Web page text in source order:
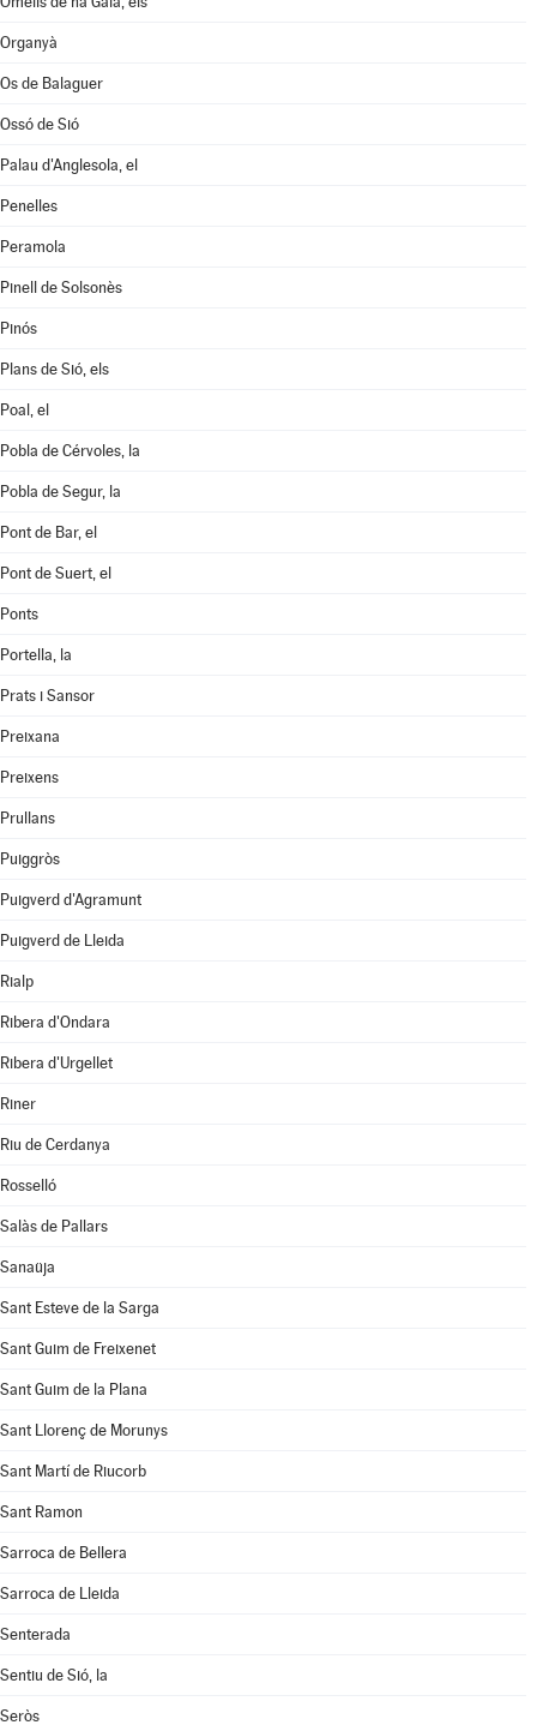
Organyà
Os de Balaguer
Ossó de Sió
Palau d'Anglesola, el
Penelles
Peramola
Pinell de Solsonès
Pinós
Plans de Sió, els
Poal, el
Pobla de Cérvoles, la
Pobla de Segur, la
Pont de Bar, el
Pont de Suert, el
Ponts
Portella, la
Prats i Sansor
Preixana
Preixens
Prullans
Puiggròs
Puigverd d'Agramunt
Puigverd de Lleida
Rialp
Ribera d'Ondara
Ribera d'Urgellet
Riner
Riu de Cerdanya
Rosselló
Salàs de Pallars
Sanaüja
Sant Esteve de la Sarga
Sant Guim de Freixenet
Sant Guim de la Plana
Sant Llorenç de Morunys
Sant Martí de Riucorb
Sant Ramon
Sarroca de Bellera
Sarroca de Lleida
Senterada
Sentiu de Sió, la
Seròs